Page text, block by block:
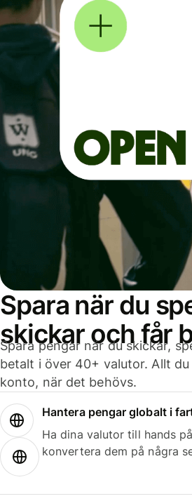
Spara när du
skickar och får
Spara pengar när du skickar,
betalt i över 40+ valutor. Allt
konto, när det behövs.
Hantera pengar globalt i
Ha dina valutor till hands
konvertera dem på några